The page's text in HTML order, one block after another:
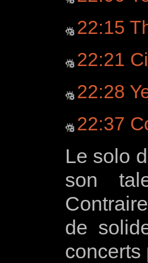
22:15
22:21
22:28
22:37
Le solo
son
de